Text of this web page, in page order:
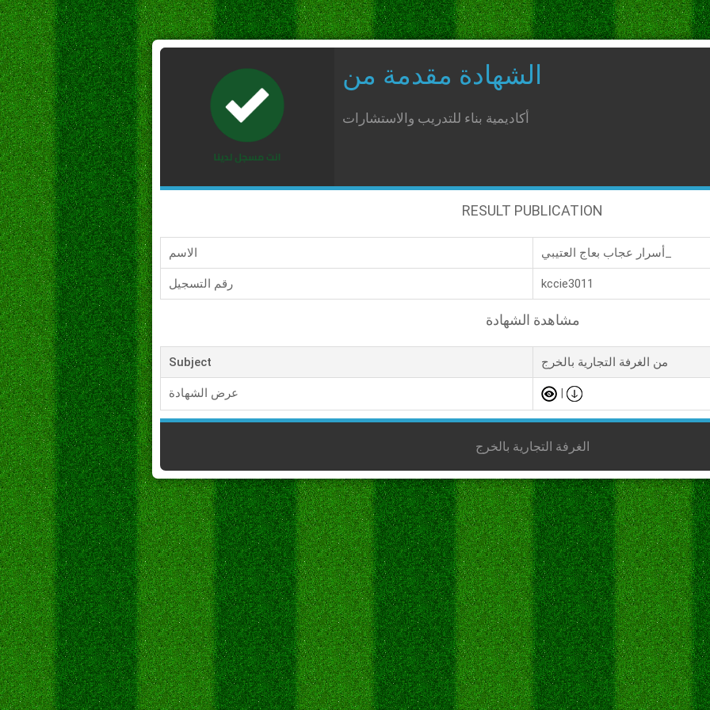
الشهادة مقدمة من
أكاديمية بناء للتدريب والاستشارات
RESULT PUBLICATION
الاسم
رقم التسجيل kccie3011
مشاهدة الشهادة
Subject من الغرفة التجارية بالخرج
عرض الشهادة |
الغرفة التجارية بالخرج